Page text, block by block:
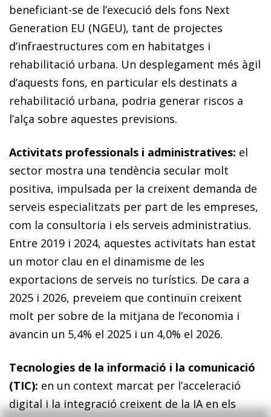
beneficiant-se de l’execució dels fons Next
Generation EU (NGEU), tant de projectes
d’infraestructures com en habitatges i
rehabilitació urbana. Un desplegament més àgil
d’aquests fons, en particular els destinats a
rehabilitació urbana, podria generar riscos a
l’alça sobre aquestes previsions.
Activitats professionals i administratives: el
sector mostra una tendència secular molt
positiva, impulsada per la creixent demanda de
serveis especialitzats per part de les empreses,
com la consultoria i els serveis administratius.
Entre 2019 i 2024, aquestes activitats han estat
un motor clau en el dinamisme de les
exportacions de serveis no turístics. De cara a
2025 i 2026, preveiem que continuïn creixent
molt per sobre de la mitjana de l’economia i
avancin un 5,4% el 2025 i un 4,0% el 2026.
Tecnologies de la informació i la comunicació
(TIC): en un context marcat per l’acceleració
digital i la integració creixent de la IA en els